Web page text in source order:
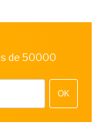
de 50000
OK